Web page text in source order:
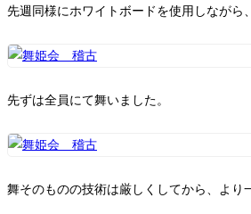
先週同様にホワイトボードを使用しながら
先ずは全員にて舞いました。
舞そのものの技術は厳しくしてから、より